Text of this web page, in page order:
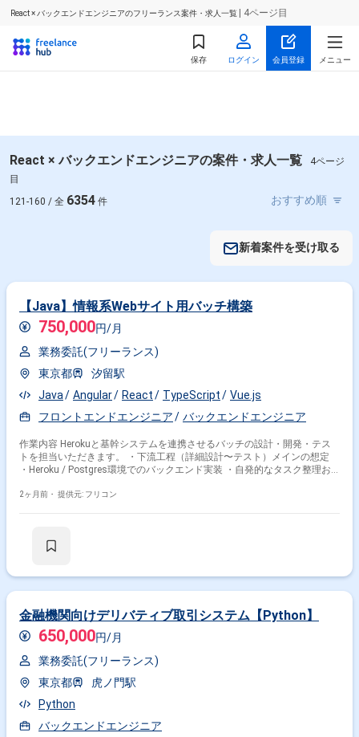
React × バックエンドエンジニアのフリーランス案件・求人一覧 | 4ページ目
保存 ログイン 会員登録 メニュー
React × バックエンドエンジニアの案件・求人一覧
4ページ
目
121-160 / 全 6354 件
新着案件を受け取る
【Java】情報系Webサイト用バッチ構築
750,000円/月
業務委託(フリーランス)
東京都
汐留駅
Java
Angular React TypeScript
Vue.js
フロントエンドエンジニア
バックエンドエンジニア
作業内容 Herokuと基幹システムを連携させるバッチの設計・開発・テス
トを担当いただきます。 ・下流工程（詳細設計〜テスト）メインの想定
・Heroku / Postgres環境でのバックエンド実装 ・自発的なタスク整理お
2ヶ月前・ 提供元: フリコン
金融機関向けデリバティブ取引システム【Python】
650,000円/月
業務委託(フリーランス)
東京都
虎ノ門駅
Python
バックエンドエンジニア